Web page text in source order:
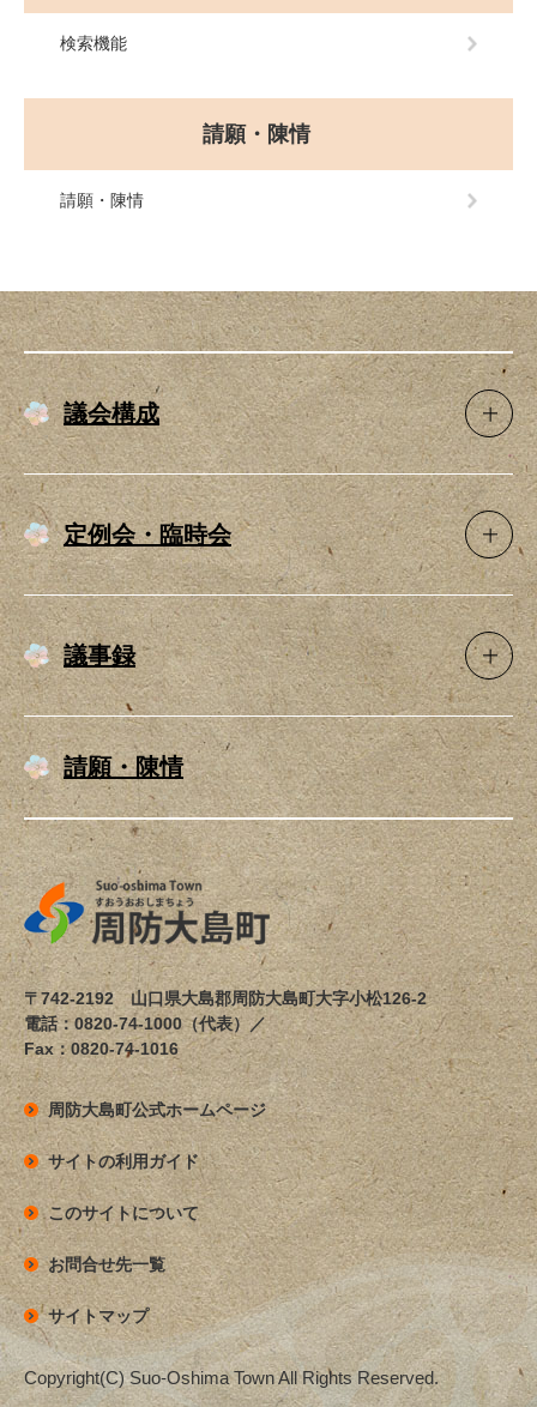
検索機能
請願・陳情
請願・陳情
議会構成
定例会・臨時会
議事録
請願・陳情
〒742-2192 山口県大島郡周防大島町大字小松126-2
電話：0820-74-1000（代表）／
Fax：0820-74-1016
周防大島町公式ホームページ
サイトの利用ガイド
このサイトについて
お問合せ先一覧
サイトマップ
Copyright(C) Suo-Oshima Town All Rights Reserved.